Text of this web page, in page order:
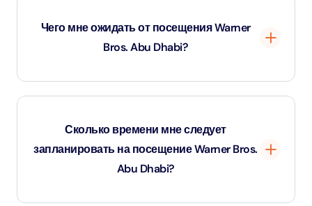
Чего мне ожидать от посещения Warner
Bros. Abu Dhabi?
Warner Bros. Abu Dhabi — это крытый тематический
вдохновленных самыми культовыми франшизами
Warner Bros, такими как DC Super Heroes, Looney
Tunes и Hanna-Barbera. Гости могут насладиться
Сколько времени мне следует
запланировать на посещение Warner Bros.
Abu Dhabi?